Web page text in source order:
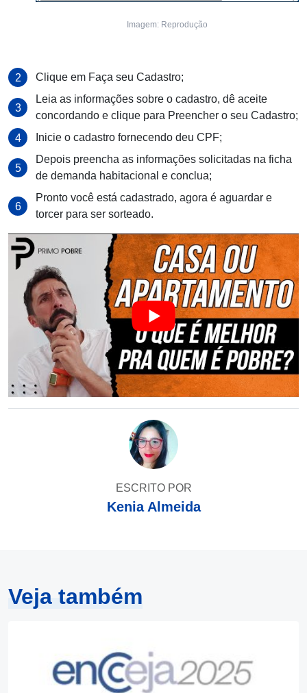
Imagem: Reprodução
Clique em Faça seu Cadastro;
Leia as informações sobre o cadastro, dê aceite
concordando e clique para Preencher o seu Cadastro;
Inicie o cadastro fornecendo deu CPF;
Depois preencha as informações solicitadas na ficha
de demanda habitacional e conclua;
Pronto você está cadastrado, agora é aguardar e
torcer para ser sorteado.
ESCRITO POR
Kenia Almeida
Veja também